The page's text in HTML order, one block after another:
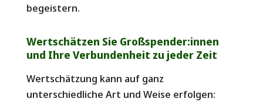
begeistern.
Wertschätzen Sie Großspender:innen
und Ihre Verbundenheit zu jeder Zeit
Wertschätzung kann auf ganz
unterschiedliche Art und Weise erfolgen: